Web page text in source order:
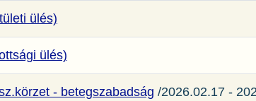
ülés)
ülés)
- betegszabadság /2026.02.17 -